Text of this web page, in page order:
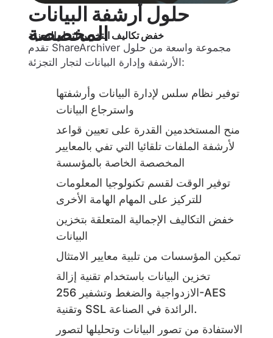
حلول أرشفة البيانات
المخصصة
خفض تكاليف التخزين لتجار التجزئة
تقدم ShareArchiver مجموعة واسعة من حلول
الأرشفة وإدارة البيانات لتجار التجزئة:
توفير نظام سلس لإدارة البيانات وأرشفتها
واسترجاع البيانات
منح المستخدمين القدرة على تعيين قواعد
لأرشفة الملفات تلقائيا التي تفي بالمعايير
المخصصة الخاصة بالمؤسسة
توفير الوقت لقسم تكنولوجيا المعلومات
للتركيز على المهام الهامة الأخرى
خفض التكاليف الإجمالية المتعلقة بتخزين
البيانات
تمكين المؤسسات من تلبية معايير الامتثال
تخزين البيانات باستخدام تقنية إزالة
الازدواجية والضغط وتشفير 256-AES
وتقنية SSL الرائدة في الصناعة.
الاستفادة من تصور البيانات وتحليلها لتصور